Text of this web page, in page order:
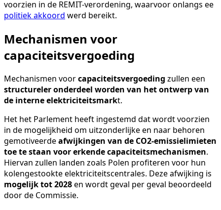
voorzien in de REMIT-verordening, waarvoor onlangs ee
politiek akkoord werd bereikt.
Mechanismen voor
capaciteitsvergoeding
Mechanismen voorcapaciteitsvergoeding zullen een
structureler onderdeel worden van het ontwerp van
de interne elektriciteitsmarkt.
Het het Parlement heeft ingestemd dat wordt voorzien
in de mogelijkheid om uitzonderlijke en naar behoren
gemotiveerdeafwijkingen van de CO2-emissielimieten
toe te staan voor erkende capaciteitsmechanismen.
Hiervan zullen landen zoals Polen profiteren voor hun
kolengestookte elektriciteitscentrales. Deze afwijking is
mogelijk tot 2028en wordt geval per geval beoordeeld
door de Commissie.